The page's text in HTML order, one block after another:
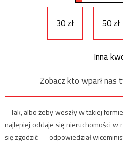
30 zł 50 zł
Inna
Zobacz kto wparł nas
– Tak, albo żeby weszły w takiej
najlepiej oddaje się nieruchomości w
się zgodzić — odpowiedział